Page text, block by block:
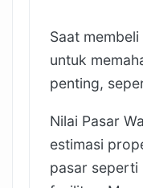
Saat
untuk
penting,
Nilai Pasar
estimasi
pasar seperti